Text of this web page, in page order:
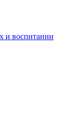
и воспитании